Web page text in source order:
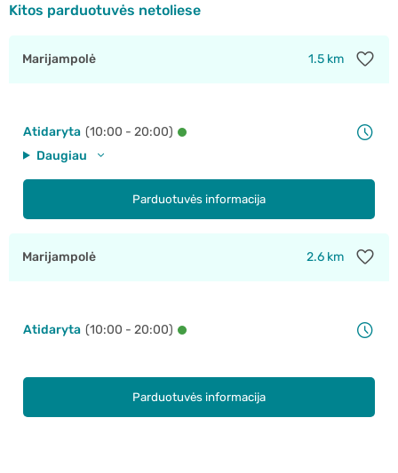
Kitos parduotuvės netoliese
Marijampolė 1.5 km
Atidaryta (10:00 - 20:00)
Daugiau
Parduotuvės informacija
Marijampolė 2.6 km
Atidaryta (10:00 - 20:00)
Parduotuvės informacija